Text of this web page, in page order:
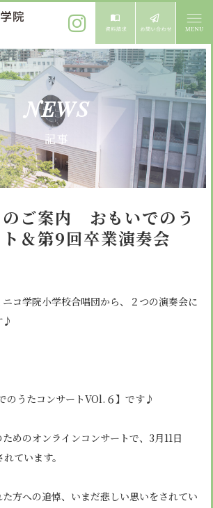
ジ
・知
動
入選
サイトマップ
follow us
NEWS
記事
ご案内 おもいでのう
＆第9回卒業演奏会
コ学院小学校合唱団から、２つの演奏会に
♪
のうたコンサートVOl.６】です♪
ためのオンラインコンサートで、3月11日
ています。
方への追悼、いまだ悲しい思いをされてい